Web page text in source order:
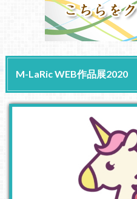
M-LaRic WEB作品展2020